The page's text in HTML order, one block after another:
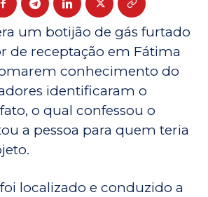
um botijão de gás furtado
de receptação em Fátima
conhecimento do
identificaram o
o qual confessou o
a pessoa para quem teria
localizado e conduzido a